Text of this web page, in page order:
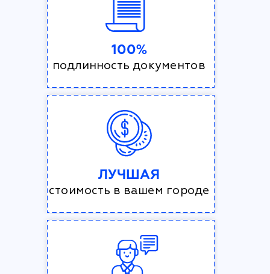
100%
подлинность документов
ЛУЧШАЯ
стоимость в вашем городе